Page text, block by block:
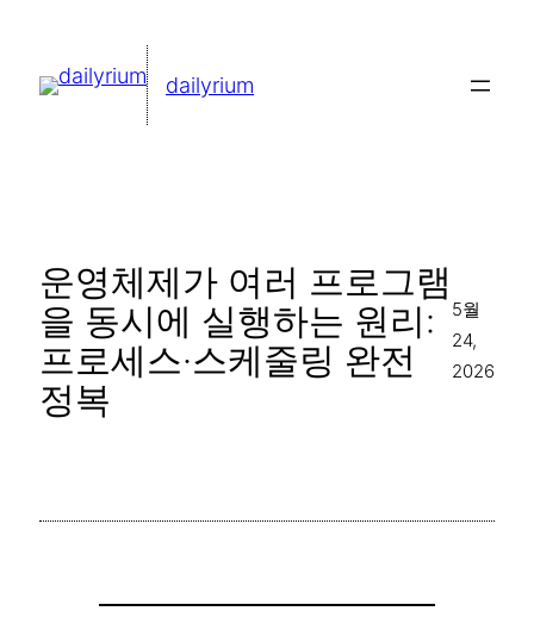
dailyrium
운영체제가 여러 프로그램
을 동시에 실행하는 원리:
프로세스·스케줄링 완전
정복
5월
24,
2026